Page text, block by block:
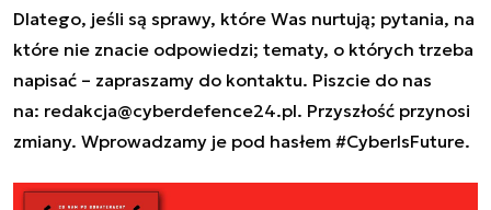
Dlatego, jeśli są sprawy, które Was nurtują; pytania, na
które nie znacie odpowiedzi; tematy, o których trzeba
napisać – zapraszamy do kontaktu. Piszcie do nas
na: redakcja@cyberdefence24.pl. Przyszłość przynosi
zmiany. Wprowadzamy je pod hasłem #CyberIsFuture.